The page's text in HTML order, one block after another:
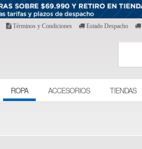
Términos y Condiciones Estado Despacho
ROPA ACCESORIOS TIENDAS